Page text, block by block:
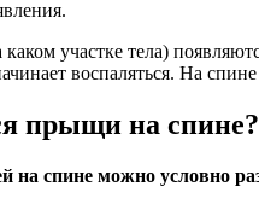
участке тела)
воспаляться. На
прыщи на спине?
спине можно условно